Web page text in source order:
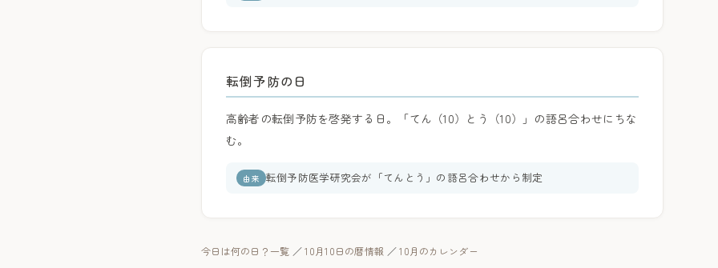
転倒予防の日
高齢者の転倒予防を啓発する日。「てん（10）とう（10）」の語呂合わせにちな
む。
由来 転倒予防医学研究会が「てんとう」の語呂合わせから制定
今日は何の日？一覧 ／10月10日の暦情報 ／10月のカレンダー